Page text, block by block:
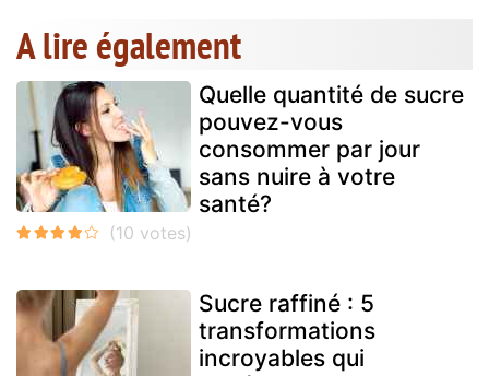
A lire également
Quelle quantité de sucre
pouvez-vous
consommer par jour
sans nuire à votre
santé?
Sucre raffiné : 5
transformations
incroyables qui